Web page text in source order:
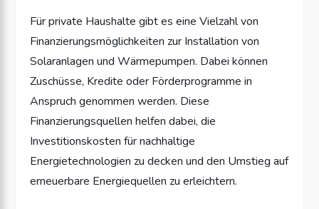
Für private Haushalte gibt es eine Vielzahl von
Finanzierungsmöglichkeiten zur Installation von
Solaranlagen und Wärmepumpen. Dabei können
Zuschüsse, Kredite oder Förderprogramme in
Anspruch genommen werden. Diese
Finanzierungsquellen helfen dabei, die
Investitionskosten für nachhaltige
Energietechnologien zu decken und den Umstieg auf
erneuerbare Energiequellen zu erleichtern.